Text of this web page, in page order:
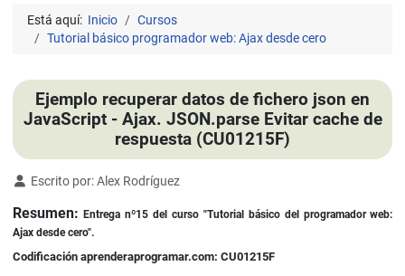
Está aquí: Inicio
Cursos
Tutorial básico programador web: Ajax desde cero
Ejemplo recuperar datos de fichero json en
JavaScript - Ajax. JSON.parse Evitar cache de
respuesta (CU01215F)
Detalles
Escrito por:Alex Rodríguez
Resumen:Entrega nº15 del curso "Tutorial básico del programador web:
Ajax desde cero".
Codificación aprenderaprogramar.com: CU01215F